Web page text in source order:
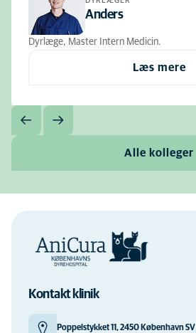
Anders
Dyrlæge, Master Intern Medicin.
Læs mere
Alle kolleger
Kontakt klinik
Poppelstykket 11, 2450 København SV